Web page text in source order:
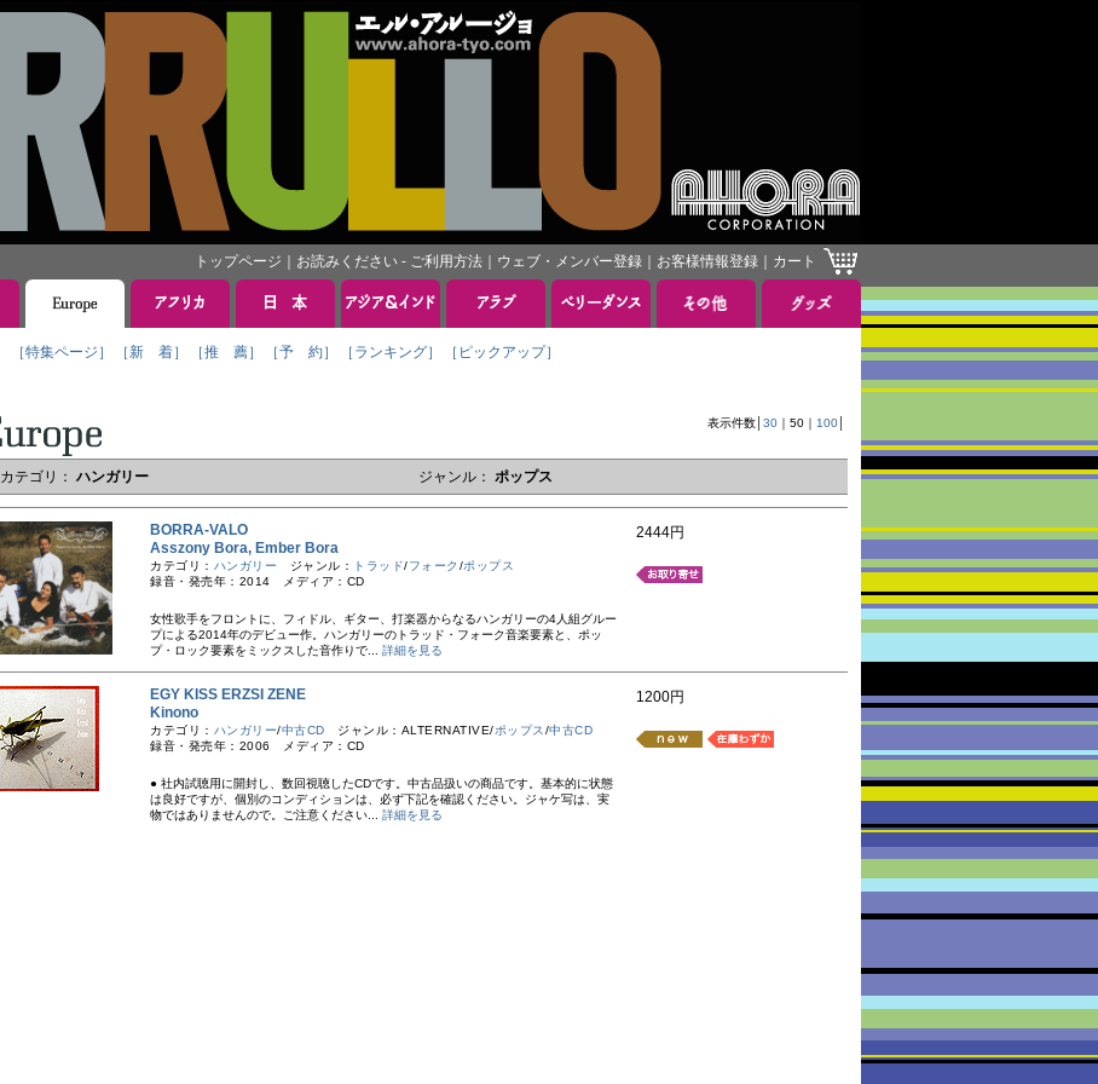
トップページ お読みください - ご利用方法 ウェブ・メンバー登録 お客様情報登録 カート
［特集ページ］ ［新 着］ ［推 薦］ ［予 約］ ［ランキング］ ［ピックアップ］
表示件数│ 30 ｜ 50 ｜ 100
カテゴリ： ハンガリー ジャンル： ポップス
BORRA-VALO
Asszony Bora, Ember Bora
カテゴリ： ハンガリー ジャンル： トラッド/フォーク /ポップス
録音・発売年：2014 メディア：CD
女性歌手をフロントに、フィドル、ギター、打楽器からなるハンガリーの4人組グルー
プによる2014年のデビュー作。ハンガリーのトラッド・フォーク音楽要素と、ポッ
プ・ロック要素をミックスした音作りで... 詳細を見る
2444円
EGY KISS ERZSI ZENE
Kinono
カテゴリ： ハンガリー/中古CD ジャンル：ALTERNATIVE/ポップス /中古CD
録音・発売年：2006 メディア：CD
● 社内試聴用に開封し、数回視聴したCDです。中古品扱いの商品です。基本的に状態
は良好ですが、個別のコンディションは、必ず下記を確認ください。ジャケ写は、実
物ではありませんので。ご注意ください... 詳細を見る
1200円